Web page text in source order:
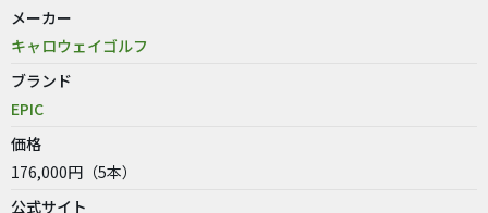
メーカー
キャロウェイゴルフ
ブランド
EPIC
価格
176,000円（5本）
公式サイト